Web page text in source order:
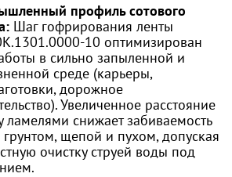
профиль сотового
Шаг гофрирования ленты
10 оптимизирован
в сильно запыленной и
среде (карьеры,
дорожное
Увеличенное расстояние
ламелями снижает забиваемость
грунтом, щепой и пухом, допуская
очистку струей воды под